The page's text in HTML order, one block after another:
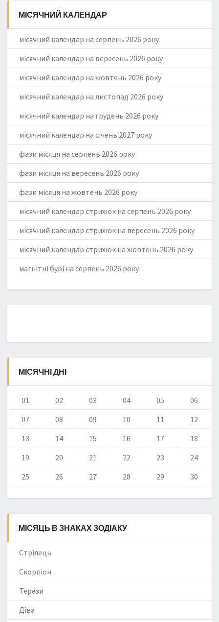
МІСЯЧНИЙ КАЛЕНДАР
місячний календар на серпень 2026 року
місячний календар на вересень 2026 року
місячний календар на жовтень 2026 року
місячний календар на листопад 2026 року
місячний календар на грудень 2026 року
місячний календар на січень 2027 року
фази місяця на серпень 2026 року
фази місяця на вересень 2026 року
фази місяця на жовтень 2026 року
місячний календар стрижок на серпень 2026 року
місячний календар стрижок на вересень 2026 року
місячний календар стрижок на жовтень 2026 року
магнітні бурі на серпень 2026 року
МІСЯЧНІ ДНІ
01 02 03 04 05
06
07
08 09 10 11
12
13
14 15 16 17
18
19
20 21 22 23
24
25
26 27 28 29 30
МІСЯЦЬ В ЗНАКАХ ЗОДІАКУ
Стрілець
Скорпіон
Терези
Діва